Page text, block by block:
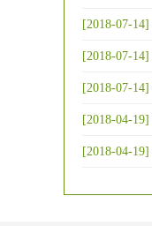
[2018-07-14]
[2018-07-14]
[2018-07-14]
[2018-04-19]
[2018-04-19]